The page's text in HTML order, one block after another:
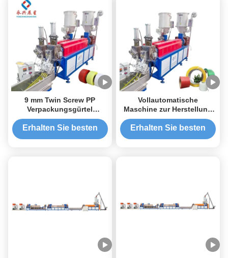
9 mm Twin Screw PP
Verpackungsgürtel
Herstellungsmaschine
Polyester Ziehband
Erhalten Sie besten
Vollautomatische
Maschine zur Herstellung
von PP-
Verpackungsriemen
Erhalten Sie besten